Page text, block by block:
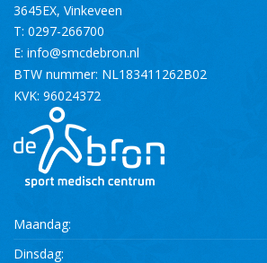
3645EX, Vinkeveen
T: 0297-266700
E: info@smcdebron.nl
BTW nummer: NL183411262B02
KVK: 96024372
Maandag:
Dinsdag: